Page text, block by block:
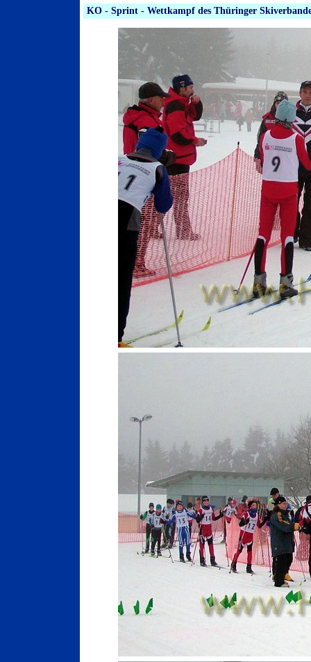
KO - Sprint - Wettkampf des Thüringer